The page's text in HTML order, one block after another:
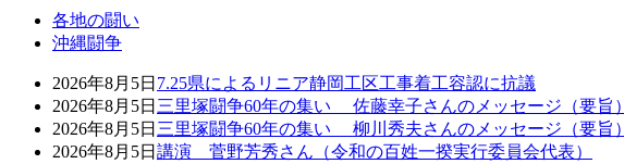
各地の闘い
沖縄闘争
2026年8月5日 7.25県によるリニア静岡工区工事着工容認に抗議
2026年8月5日 三里塚闘争60年の集い 佐藤幸子さんのメッセージ（要旨）
2026年8月5日 三里塚闘争60年の集い 柳川秀夫さんのメッセージ（要旨）
2026年8月5日 講演 菅野芳秀さん（令和の百姓一揆実行委員会代表）